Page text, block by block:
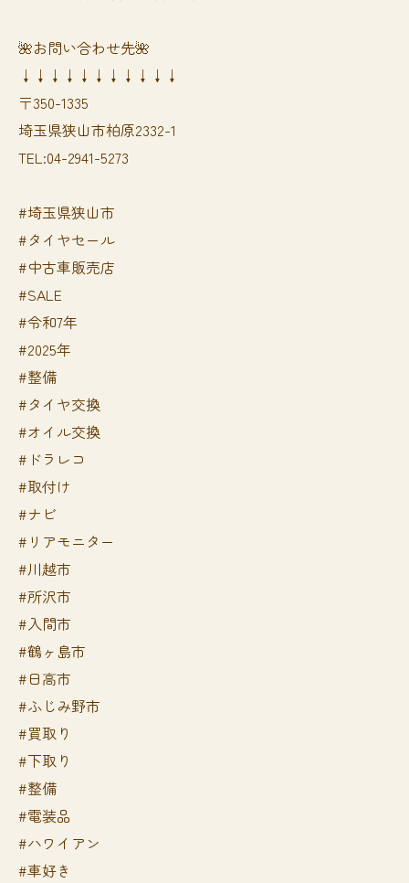
🌺お問い合わせ先🌺
↓↓↓↓↓↓↓↓↓↓↓
〒350-1335
埼玉県狭山市柏原2332-1
TEL:04-2941-5273
#埼玉県狭山市
#タイヤセール
#中古車販売店
#SALE
#令和7年
#2025年
#整備
#タイヤ交換
#オイル交換
#ドラレコ
#取付け
#ナビ
#リアモニター
#川越市
#所沢市
#入間市
#鶴ヶ島市
#日高市
#ふじみ野市
#買取り
#下取り
#整備
#電装品
#ハワイアン
#車好き